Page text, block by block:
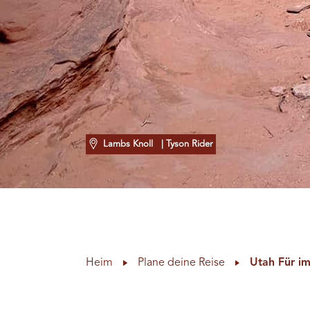
Lambs Knoll | Tyson Rider
Heim Plane deine Reise Utah Für